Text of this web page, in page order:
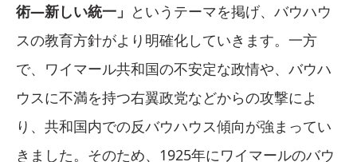
術—新しい統一」 というテーマを掲げ、バウハウ
スの教育方針がより明確化していきます。一方
で、ワイマール共和国の不安定な政情や、バウハ
ウスに不満を持つ右翼政党などからの攻撃によ
り、共和国内での反バウハウス傾向が強まってい
きました。そのため、1925年にワイマールのバウ